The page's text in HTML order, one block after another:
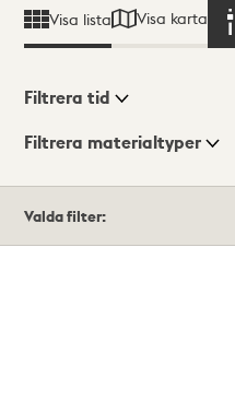
Visa lista Visa karta
Visningsläge
Filtrera tid
Filtrera materialtyper
träffar
Valda filter: